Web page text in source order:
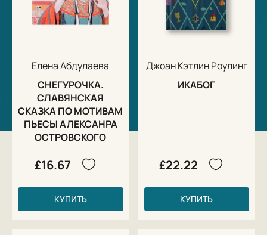
Елена Абдулаева
СНЕГУРОЧКА.
СЛАВЯНСКАЯ
СКАЗКА ПО МОТИВАМ
ПЬЕСЫ АЛЕКСАНРА
ОСТРОВСКОГО
£16.67
КУПИТЬ
Джоан Кэтлин Роулинг
ИКАБОГ
£22.22
КУПИТЬ